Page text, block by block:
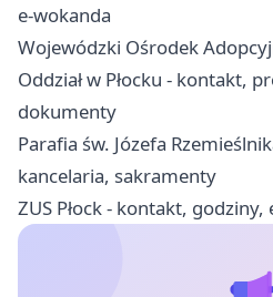
e-wokanda
Wojewódzki Ośrodek
Oddział w Płocku - kontakt,
dokumenty
Parafia św. Józefa
kancelaria, sakramenty
ZUS Płock - kontakt,